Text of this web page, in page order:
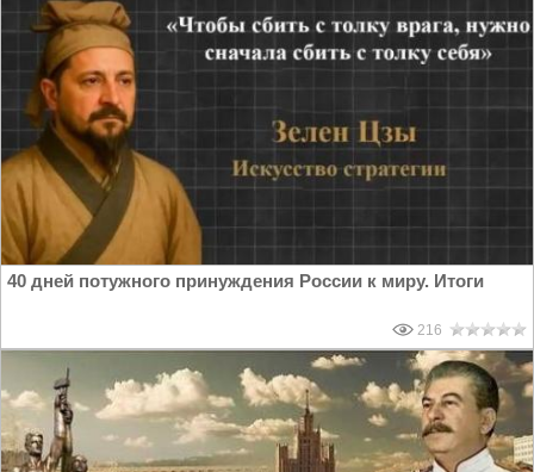
40 дней потужного принуждения России к миру. Итоги
216